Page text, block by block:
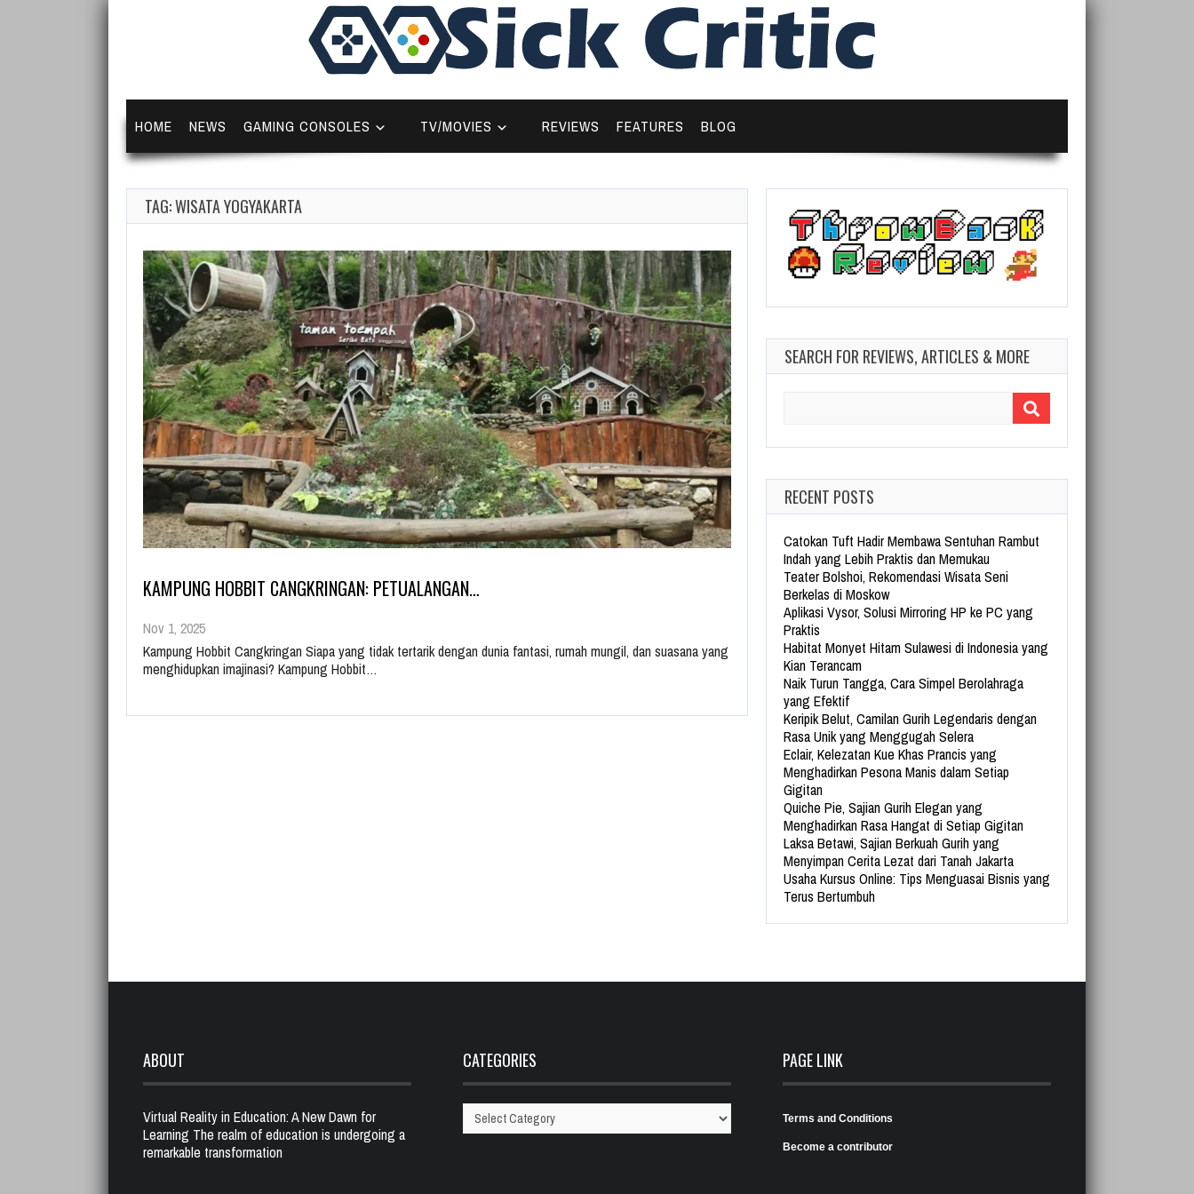
HOME NEWS GAMING CONSOLES TV/MOVIES REVIEWS FEATURES BLOG
TAG: WISATA YOGYAKARTA
KAMPUNG HOBBIT CANGKRINGAN: PETUALANGAN…
Nov 1, 2025
Kampung Hobbit Cangkringan Siapa yang tidak tertarik dengan dunia fantasi, rumah mungil, dan suasana yang
menghidupkan imajinasi? Kampung Hobbit…
SEARCH FOR REVIEWS, ARTICLES & MORE
RECENT POSTS
Catokan Tuft Hadir Membawa Sentuhan Rambut
Indah yang Lebih Praktis dan Memukau
Teater Bolshoi, Rekomendasi Wisata Seni
Berkelas di Moskow
Aplikasi Vysor, Solusi Mirroring HP ke PC yang
Praktis
Habitat Monyet Hitam Sulawesi di Indonesia yang
Kian Terancam
Naik Turun Tangga, Cara Simpel Berolahraga
yang Efektif
Keripik Belut, Camilan Gurih Legendaris dengan
Rasa Unik yang Menggugah Selera
Eclair, Kelezatan Kue Khas Prancis yang
Menghadirkan Pesona Manis dalam Setiap
Gigitan
Quiche Pie, Sajian Gurih Elegan yang
Menghadirkan Rasa Hangat di Setiap Gigitan
Laksa Betawi, Sajian Berkuah Gurih yang
Menyimpan Cerita Lezat dari Tanah Jakarta
Usaha Kursus Online: Tips Menguasai Bisnis yang
Terus Bertumbuh
ABOUT
Virtual Reality in Education: A New Dawn for
Learning The realm of education is undergoing a
remarkable transformation
CATEGORIES
Categories
PAGE LINK
Terms and Conditions
Become a contributor